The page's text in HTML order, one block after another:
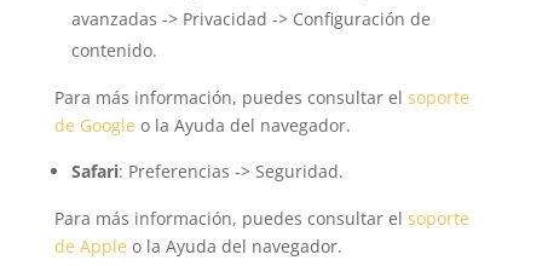
avanzadas -> Privacidad -> Configuración de
contenido.
Para más información, puedes consultar el soporte
de Google o la Ayuda del navegador.
Safari: Preferencias -> Seguridad.
Para más información, puedes consultar el soporte
de Apple o la Ayuda del navegador.